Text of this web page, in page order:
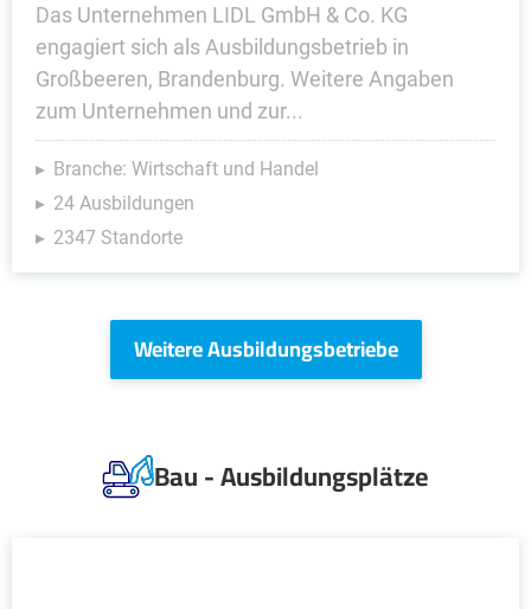
Das Unternehmen LIDL GmbH & Co. KG
engagiert sich als Ausbildungsbetrieb in
Großbeeren, Brandenburg. Weitere Angaben
zum Unternehmen und zur...
Branche: Wirtschaft und Handel
24 Ausbildungen
2347 Standorte
Weitere Ausbildungsbetriebe
Bau - Ausbildungsplätze